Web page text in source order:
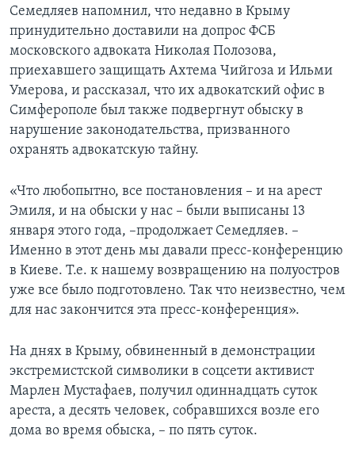
Семедляев напомнил, что недавно в Крыму
принудительно доставили на допрос ФСБ
московского адвоката Николая Полозова,
приехавшего защищать Ахтема Чийгоза и Ильми
Умерова, и рассказал, что их адвокатский офис в
Симферополе был также подвергнут обыску в
нарушение законодательства, призванного
охранять адвокатскую тайну.
«Что любопытно, все постановления – и на арест
Эмиля, и на обыски у нас – были выписаны 13
января этого года, –продолжает Семедляев. –
Именно в этот день мы давали пресс-конференцию
в Киеве. Т.е. к нашему возвращению на полуостров
уже все было подготовлено. Так что неизвестно, чем
для нас закончится эта пресс-конференция».
На днях в Крыму, обвиненный в демонстрации
экстремистской символики в соцсети активист
Марлен Мустафаев, получил одиннадцать суток
ареста, а десять человек, собравшихся возле его
дома во время обыска, – по пять суток.